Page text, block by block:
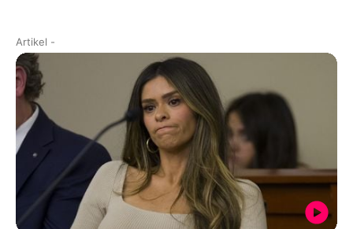
Artikel -